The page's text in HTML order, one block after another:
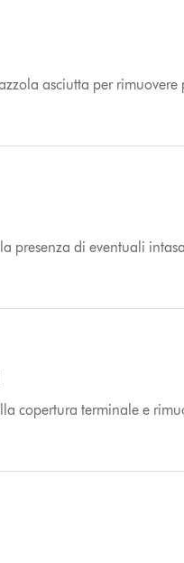
asciutta per rimuovere
presenza di eventuali
copertura terminale e